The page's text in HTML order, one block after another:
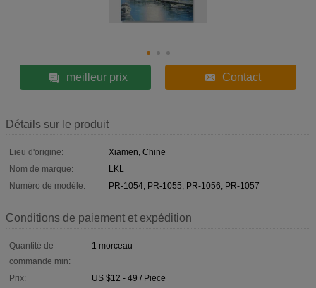
meilleur prix Contact
Détails sur le produit
Lieu d'origine:
Xiamen, Chine
Nom de marque:
LKL
Numéro de modèle:
PR-1054, PR-1055, PR-1056, PR-1057
Conditions de paiement et expédition
Quantité de
commande min:
1 morceau
Prix:
US $12 - 49 / Piece